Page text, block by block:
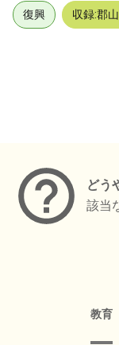
復興 収録:郡
どう
該当
教育